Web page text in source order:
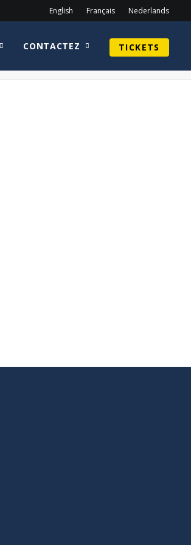
English Français Nederlands
CONTACTEZ TICKETS
Home homepage fr RichardBrake